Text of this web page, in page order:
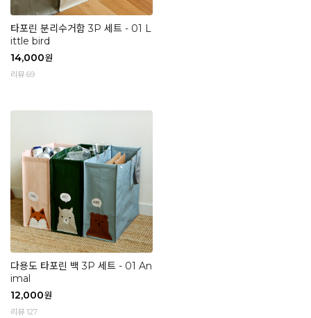
타포린 분리수거함 3P 세트 - 01 L
ittle bird
14,000원
리뷰 69
다용도 타포린 백 3P 세트 - 01 An
imal
12,000원
리뷰 127